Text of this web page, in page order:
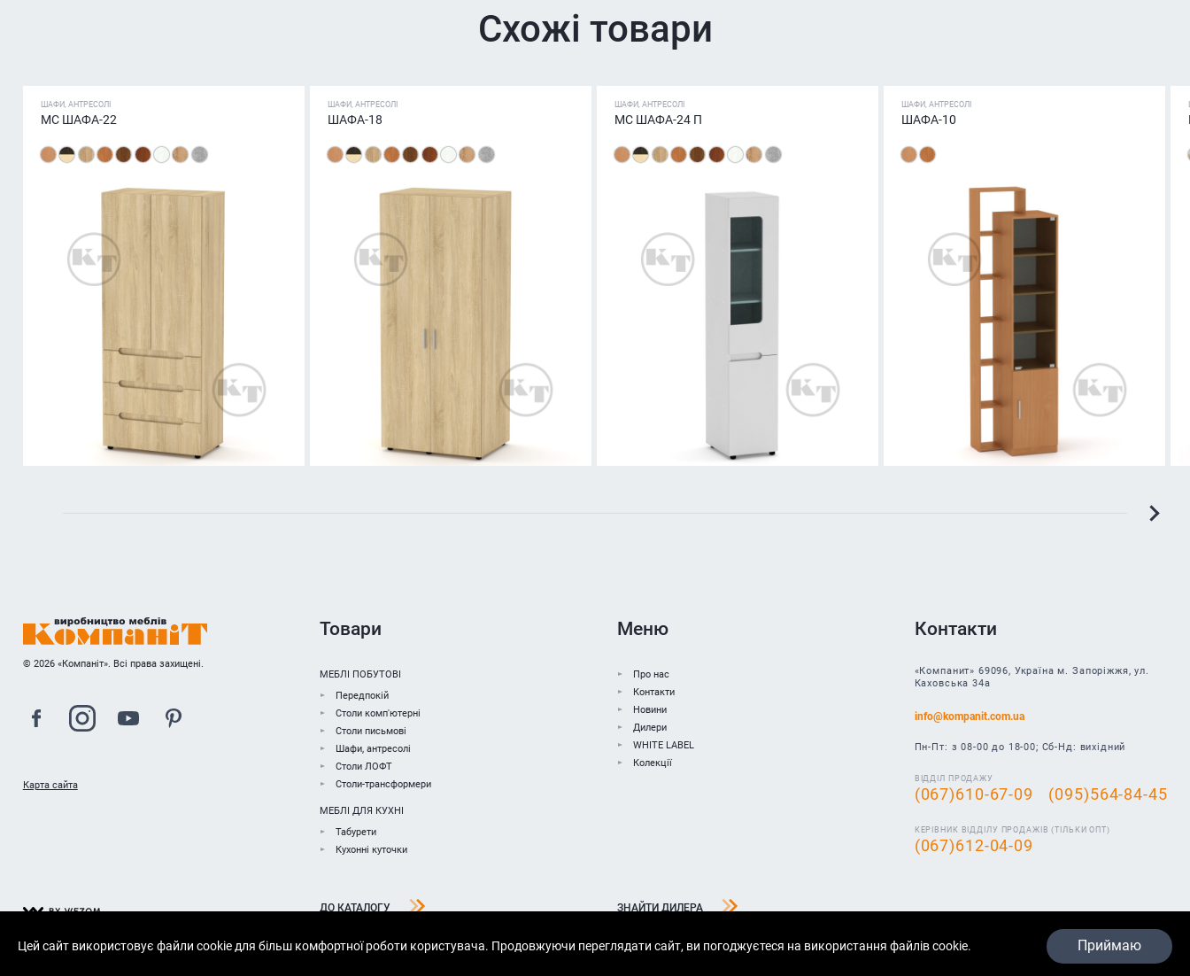
Схожі товари
ШАФИ, АНТРЕСОЛІ
МС ШАФА-22
ШАФИ, АНТРЕСОЛІ
ШАФА-18
ШАФИ, АНТРЕСОЛІ
МС ШАФА-24 П
ШАФИ, АНТРЕСОЛІ
ШАФА-10
© 2026 «Компаніт». Всі права захищені.
Карта сайта
Товари
МЕБЛІ ПОБУТОВІ
Передпокій
Столи комп'ютерні
Столи письмові
Шафи, антресолі
Столи ЛОФТ
Столи-трансформери
МЕБЛІ ДЛЯ КУХНІ
Табурети
Кухонні куточки
ДО КАТАЛОГУ
Меню
Про нас
Контакти
Новини
Дилери
WHITE LABEL
Колекції
ЗНАЙТИ ДИЛЕРА
Контакти
«Компанит» 69096, Україна м. Запоріжжя, ул.
Каховська 34а
info@kompanit.com.ua
Пн-Пт: з 08-00 до 18-00; Сб-Нд: вихідний
ВІДДІЛ ПРОДАЖУ
(067)610-67-09 (095)564-84-45
КЕРІВНИК ВІДДІЛУ ПРОДАЖІВ (ТІЛЬКИ ОПТ)
(067)612-04-09
Цей сайт використовує файли cookie для більш комфортної роботи користувача. Продовжуючи переглядати сайт, ви погоджуєтеся на використання файлів cookie. Приймаю